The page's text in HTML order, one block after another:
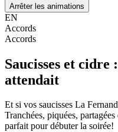
Arrêter les animations
EN
Accords
Accords
Saucisses et
attendait
Et si vos saucisses La
Tranchées, piquées,
parfait pour débuter la soirée!